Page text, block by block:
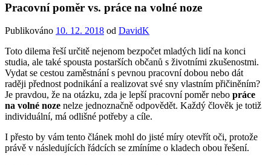
Pracovní poměr vs. práce na volné noze
Publikováno 10. 12. 2018 od DavidK
Toto dilema řeší určitě nejenom bezpočet mladých lidí na konci
studia, ale také spousta postarších občanů s životními zkušenostmi.
Vydat se cestou zaměstnání s pevnou pracovní dobou nebo dát
raději přednost podnikání a realizovat své sny vlastním přičiněním?
Je pravdou, že na otázku, zda je lepší pracovní poměr nebo práce
na volné noze nelze jednoznačně odpovědět. Každý člověk je totiž
individuální, má odlišné potřeby a cíle.
I přesto by vám tento článek mohl do jisté míry otevřít oči, protože
právě v následujících řádcích se zmíníme o kladech obou řešení.